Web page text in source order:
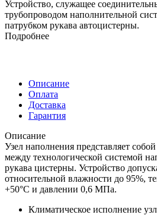
Устройство, служащее
трубопроводом наполнительной
патрубком рукава автоцистерны.
Подробнее
Описание
Оплата
Доставка
Гарантия
Описание
Узел наполнения представляет
между технологической системой
рукава цистерны. Устройство
относительной влажности до 95%,
+50°C и давлении 0,6 МПа.
Климатическое исполнение